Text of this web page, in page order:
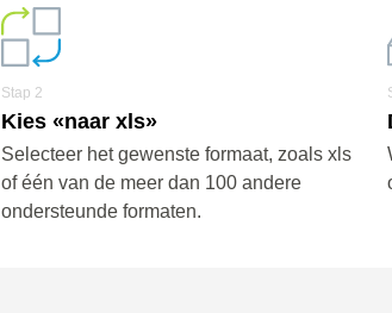
Stap 2
Kies «naar xls»
Selecteer het gewenste formaat, zoals xls
of één van de meer dan 100 andere
ondersteunde formaten.